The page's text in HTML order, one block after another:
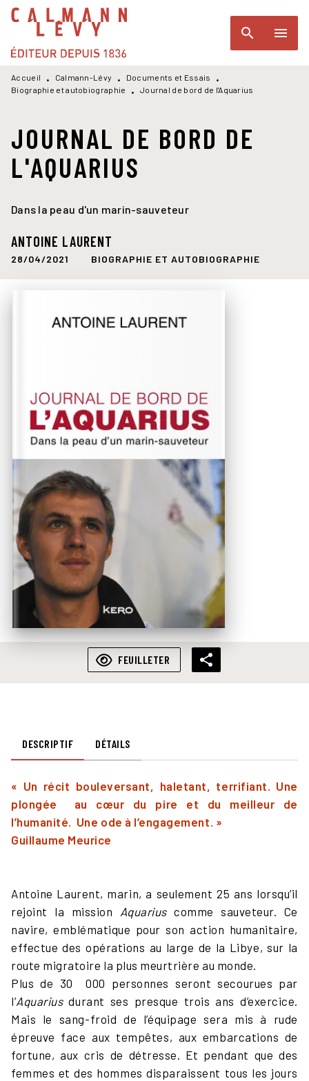
MENU RECHERCHE
PIED DE PAGE
search menu
Accueil • Calmann-Lévy • Documents et Essais
•
Biographie et autobiographie
• Journal de bord de l'Aquarius
JOURNAL DE BORD DE
L'AQUARIUS
Dans la peau d'un marin-sauveteur
ANTOINE LAURENT
28/04/2021 BIOGRAPHIE ET AUTOBIOGRAPHIE
FEUILLETER
DESCRIPTIF DÉTAILS
« Un récit bouleversant, haletant, terrifiant. Une
plongée au cœur du pire et du meilleur de
l’humanité. Une ode à l’engagement. »
Guillaume Meurice
Antoine Laurent, marin, a seulement 25 ans lorsqu’il
rejoint la mission Aquariuscomme sauveteur. Ce
navire, emblématique pour son action humanitaire,
effectue des opérations au large de la Libye, sur la
route migratoire la plus meurtrière au monde.
Plus de 30 000 personnes seront secourues par
l’Aquariusdurant ses presque trois ans d’exercice.
Mais le sang-froid de l’équipage sera mis à rude
épreuve face aux tempêtes, aux embarcations de
fortune, aux cris de détresse. Et pendant que des
femmes et des hommes disparaissent tous les jours